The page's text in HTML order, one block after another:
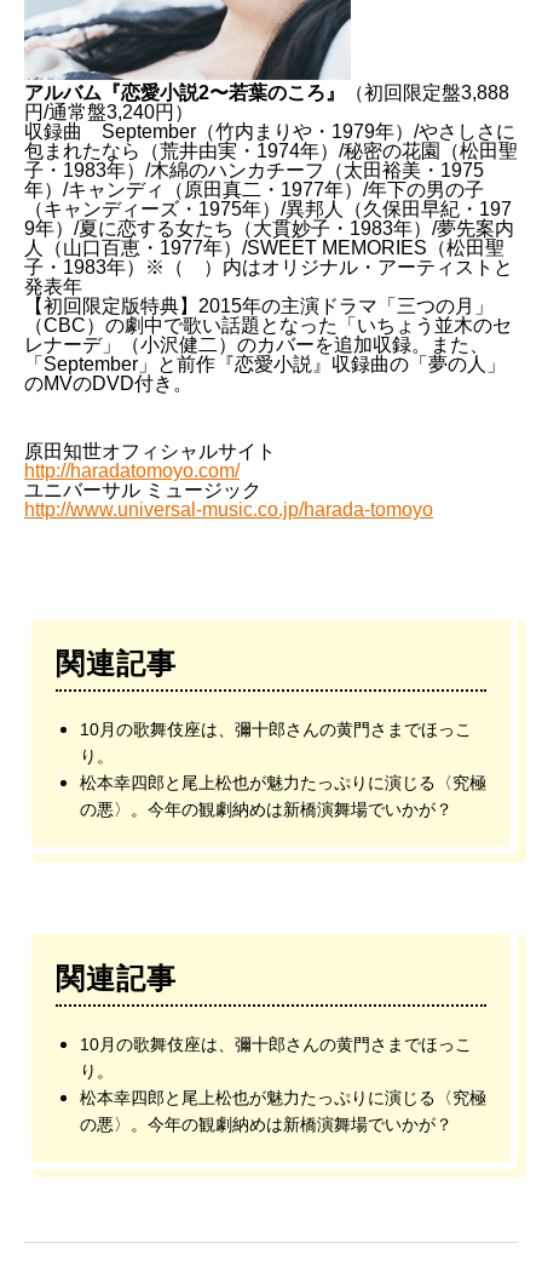
アルバム『恋愛小説2〜若葉のころ』
（初回限定盤3,888
円/通常盤3,240円）
収録曲 September（竹内まりや・1979年）/やさしさに
包まれたなら（荒井由実・1974年）/秘密の花園（松田聖
子・1983年）/木綿のハンカチーフ（太田裕美・1975
年）/キャンディ（原田真二・1977年）/年下の男の子
（キャンディーズ・1975年）/異邦人（久保田早紀・197
9年）/夏に恋する女たち（大貫妙子・1983年）/夢先案内
人（山口百恵・1977年）/SWEET MEMORIES（松田聖
子・1983年）※（ ）内はオリジナル・アーティストと
発表年
【初回限定版特典】2015年の主演ドラマ「三つの月」
（CBC）の劇中で歌い話題となった「いちょう並木のセ
レナーデ」（小沢健二）のカバーを追加収録。また、
「September」と前作『恋愛小説』収録曲の「夢の人」
のMVのDVD付き。
原田知世オフィシャルサイト
http://haradatomoyo.com/
ユニバーサル ミュージック
http://www.universal-music.co.jp/harada-tomoyo
関連記事
10月の歌舞伎座は、彌十郎さんの黄門さまでほっこ
り。
松本幸四郎と尾上松也が魅力たっぷりに演じる〈究極
の悪〉。今年の観劇納めは新橋演舞場でいかが？
関連記事
10月の歌舞伎座は、彌十郎さんの黄門さまでほっこ
り。
松本幸四郎と尾上松也が魅力たっぷりに演じる〈究極
の悪〉。今年の観劇納めは新橋演舞場でいかが？